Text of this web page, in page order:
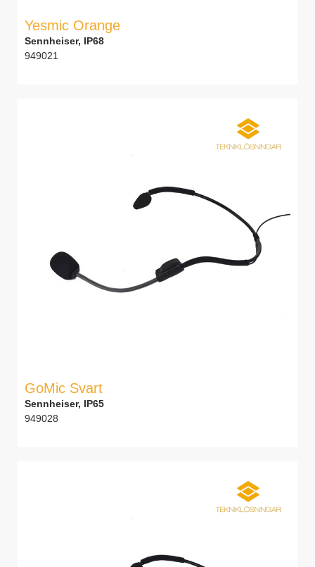
Yesmic Orange
Sennheiser, IP68
949021
GoMic Svart
Sennheiser, IP65
949028